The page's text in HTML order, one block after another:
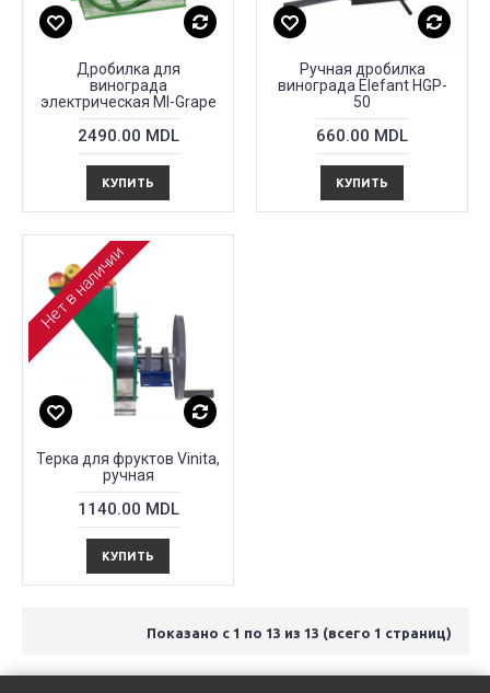
Дробилка для
винограда
электрическая Ml-Grape
2490.00 MDL
КУПИТЬ
Ручная дробилка
винограда Elefant HGP-
50
660.00 MDL
КУПИТЬ
Нет в наличии
Терка для фруктов Vinita,
ручная
1140.00 MDL
КУПИТЬ
Показано с 1 по 13 из 13 (всего 1 страниц)